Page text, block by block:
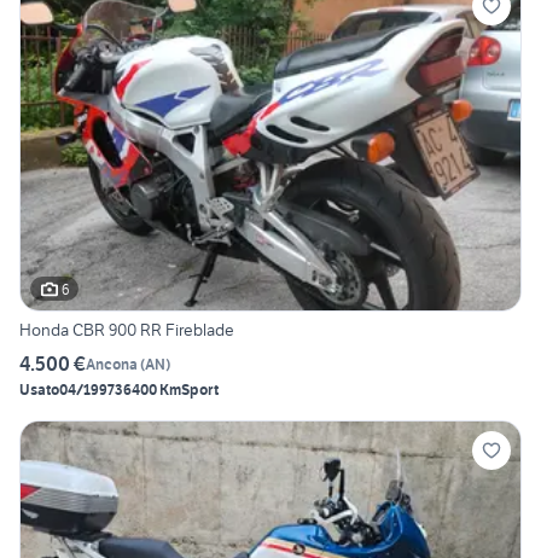
6
Honda CBR 900 RR Fireblade
4.500 €Ancona (AN)
Usato04/199736400 KmSport